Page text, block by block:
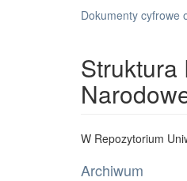
Dokumenty cyfrowe
Struktura
W Repozytorium
Archiwum